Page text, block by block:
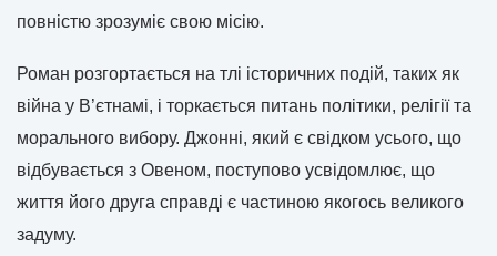
повністю зрозуміє свою місію.
Роман розгортається на тлі історичних подій, таких як
війна у В’єтнамі, і торкається питань політики, релігії та
морального вибору. Джонні, який є свідком усього, що
відбувається з Овеном, поступово усвідомлює, що
життя його друга справді є частиною якогось великого
задуму.